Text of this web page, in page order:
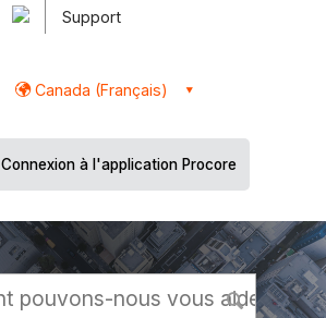
Support
Canada (Français)
Connexion à l'application Procore